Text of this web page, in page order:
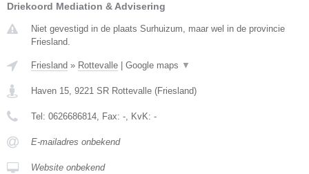
Driekoord Mediation & Advisering
Niet gevestigd in de plaats Surhuizum, maar wel in de provincie
Friesland.
Friesland » Rottevalle Google maps ▼
Haven 15, 9221 SR Rottevalle (Friesland)
Tel: 0626686814, Fax: -, KvK: -
E-mailadres onbekend
Website onbekend